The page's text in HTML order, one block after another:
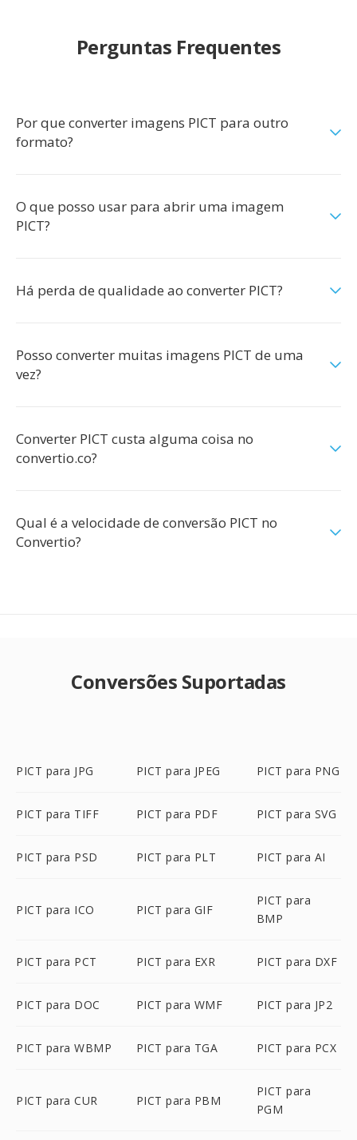
Perguntas Frequentes
Por que converter imagens PICT para outro
formato?
O que posso usar para abrir uma imagem
PICT?
Há perda de qualidade ao converter PICT?
Posso converter muitas imagens PICT de uma
vez?
Converter PICT custa alguma coisa no
convertio.co?
Qual é a velocidade de conversão PICT no
Convertio?
Conversões Suportadas
PICT para JPG PICT para JPEG PICT para PNG
PICT para TIFF PICT para PDF PICT para SVG
PICT para PSD PICT para PLT PICT para AI
PICT para ICO PICT para GIF
PICT para
BMP
PICT para PCT PICT para EXR PICT para DXF
PICT para DOC PICT para WMF PICT para JP2
PICT para WBMP PICT para TGA PICT para PCX
PICT para CUR PICT para PBM
PICT para
PGM